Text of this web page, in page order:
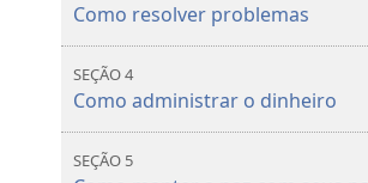
Como resolver problemas
SEÇÃO 4
Como administrar o dinheiro
SEÇÃO 5